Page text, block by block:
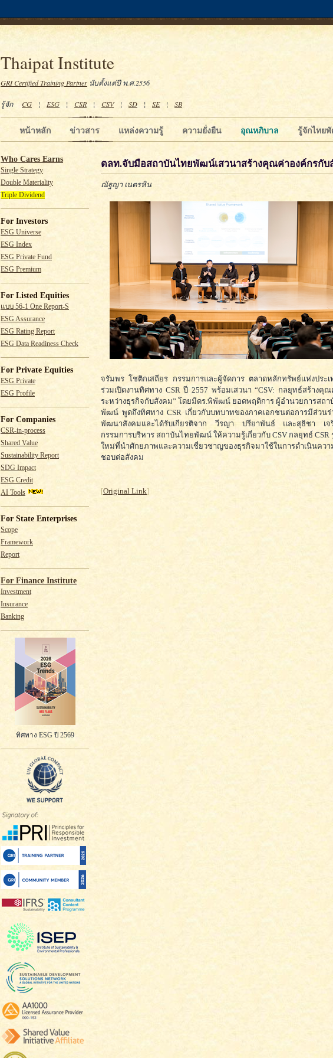
Thaipat Institute
GRI Certified Training Partner นับตั้งแต่ปี พ.ศ.2556
รู้จัก CG ¦ ESG ¦ CSR¦ CSV¦ SD ¦ SE¦ SB
รู้จักไทย
อุณหภิบาล
ความยั่งยืน
แหล่งความรู้
ข่าวสาร
หน้าหลัก
Who Cares Earns
Single Strategy
Double Materiality
Triple Dividend
For Investors
ESG Universe
ESG Index
ESG Private Fund
ESG Premium
For Listed Equities
แบบ 56-1 One Report-S
ESG Assurance
ESG Rating Report
ESG Data Readiness Check
For Private Equities
ESG Private
ESG Profile
For Companies
CSR-in-process
Shared Value
Sustainability Report
SDG Impact
ESG Credit
AI Tools
For State Enterprises
Scope
Framework
Report
For Finance Institute
Investment
Insurance
Banking
ทิศทาง ESG ปี 2569
ตลท.จับมือสถาบันไทยพัฒน์เสวนาสร้างคุณค่าองค์กรกับ
ณัฐญา เนตรหิน
จรัมพร โชติกเสถียร กรรมการและผู้จัดการ ตลาดหลักทรัพย์แห่งประเ
ร่วมเปิดงานทิศทาง CSR ปี 2557 พร้อมเสวนา “CSV: กลยุทธ์สร้างคุณ
ระหว่างธุรกิจกับสังคม” โดยมีดร.พิพัฒน์ ยอดพฤติการ ผู้อำนวยการสถา
พัฒน์ พูดถึงทิศทาง CSR เกี่ยวกับบทบาทของภาคเอกชนต่อการมีส่วนร่
พัฒนาสังคมและได้รับเกียรติจาก วีรญา ปรียาพันธ์ และสุธิชา เจ
กรรมการบริหาร สถาบันไทยพัฒน์ ให้ความรู้เกี่ยวกับ CSV กลยุทธ์ CSR
ใหม่ที่นำศักยภาพและความเชี่ยวชาญของธุรกิจมาใช้ในการดำเนินควา
ชอบต่อสังคม
[Original Link]